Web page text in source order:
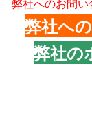
弊社へのお問
弊社へ
弊社の